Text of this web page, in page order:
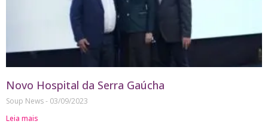
Novo Hospital da Serra Gaúcha
Soup News
03/09/2023
Leia mais